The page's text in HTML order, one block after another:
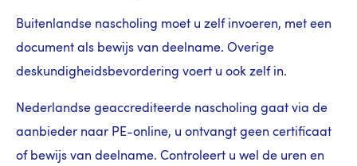
Buitenlandse nascholing moet u zelf invoeren, met een
document als bewijs van deelname. Overige
deskundigheidsbevordering voert u ook zelf in.
Nederlandse geaccrediteerde nascholing gaat via de
aanbieder naar PE-online, u ontvangt geen certificaat
of bewijs van deelname. Controleert u wel de uren en